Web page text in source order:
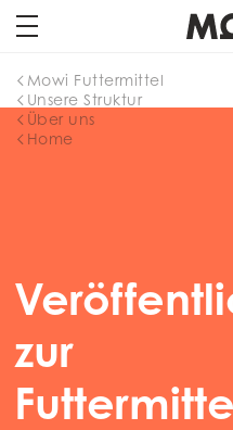
Home
Über uns
Unsere Struktur
Mowi Futtermittel
zur